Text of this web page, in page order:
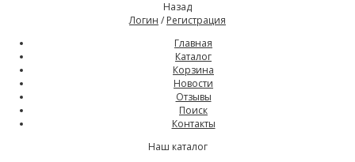
Назад
Логин / Регистрация
Главная
Каталог
Корзина
Новости
Отзывы
Поиск
Контакты
Наш каталог